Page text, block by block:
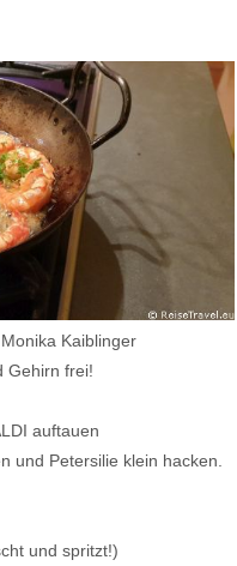
Kaiblinger
Gehirn frei!
auftauen
und Petersilie klein hacken.
und spritzt!)